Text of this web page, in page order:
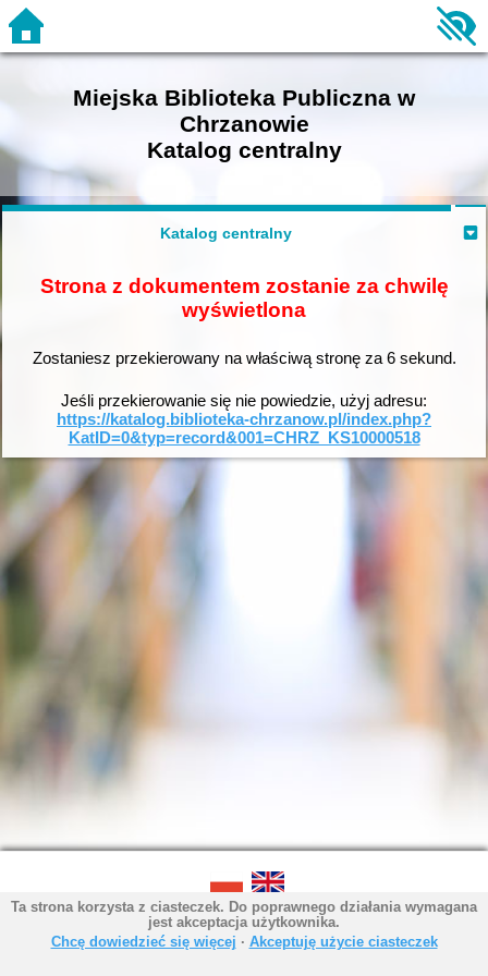
Miejska Biblioteka Publiczna w
Chrzanowie
Katalog centralny
Katalog centralny
Strona z dokumentem zostanie za chwilę
wyświetlona
Zostaniesz przekierowany na właściwą stronę za 6sekund.
Jeśli przekierowanie się nie powiedzie, użyj adresu:
https://katalog.biblioteka-chrzanow.pl/index.php?
KatID=0&typ=record&001=CHRZ_KS10000518
SOWA OPAC v. 6.11.9 (2026-07-21)
Wygenerowano w 0,0048 s.
Ta strona korzysta z ciasteczek. Do poprawnego działania wymagana
jest akceptacja użytkownika.
Chcę dowiedzieć się więcej ∙ Akceptuję użycie ciasteczek